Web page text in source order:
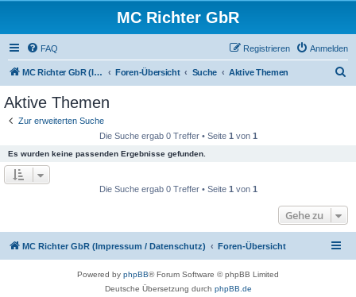
MC Richter GbR
FAQ Anmelden
Registrieren
MC Richter GbR (Impressum / Datenschutz) Foren-Übersicht Suche Aktive Themen
Aktive Themen
Zur erweiterten Suche
Die Suche ergab 0 Treffer • Seite 1 von 1
Es wurden keine passenden Ergebnisse gefunden.
Die Suche ergab 0 Treffer • Seite 1 von 1
Gehe zu
MC Richter GbR (Impressum / Datenschutz) Foren-Übersicht
Powered by phpBB® Forum Software © phpBB Limited
Deutsche Übersetzung durch phpBB.de